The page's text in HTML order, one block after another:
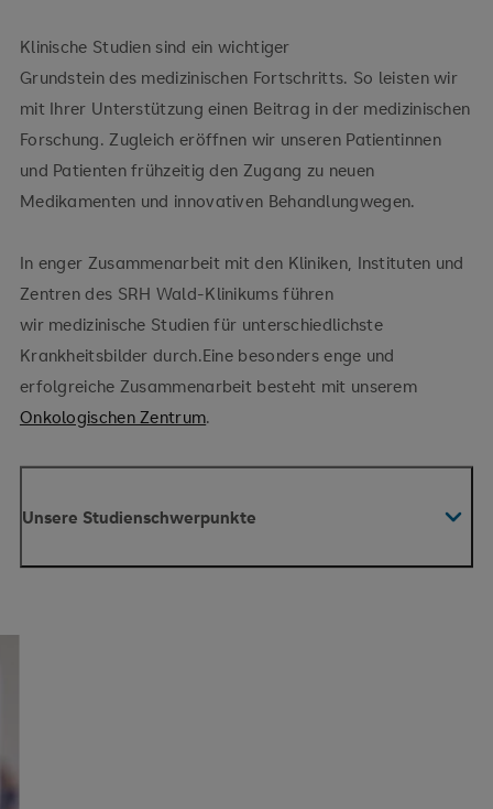
Klinische Studien sind ein wichtiger
Grundstein des medizinischen Fortschritts. So leisten wir
mit Ihrer Unterstützung einen Beitrag in der medizinischen
Forschung. Zugleich eröffnen wir unseren Patientinnen
und Patienten frühzeitig den Zugang zu neuen
Medikamenten und innovativen Behandlungwegen.
In enger Zusammenarbeit mit den Kliniken, Instituten und
Zentren des SRH Wald-Klinikums führen
wir medizinische Studien für unterschiedlichste
Krankheitsbilder durch.Eine besonders enge und
erfolgreiche Zusammenarbeit besteht mit unserem
Onkologischen Zentrum.
Unsere Studienschwerpunkte